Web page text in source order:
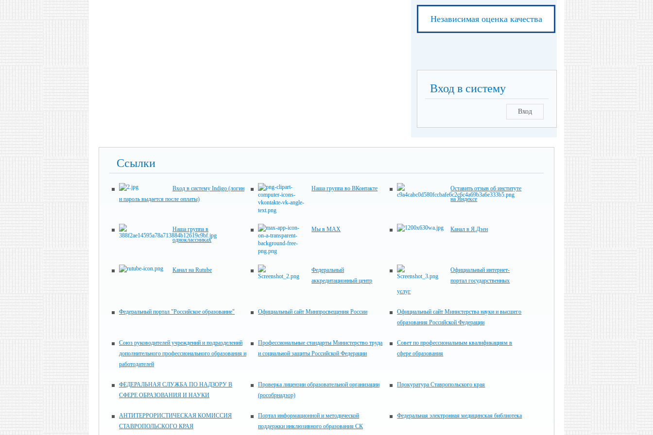
Независимая оценка качества
Вход в систему
Вход
Ссылки
Вход в систему Indigo (логин
и пароль выдается после оплаты)
Наша группа во ВКонтакте
Оставить отзыв об институте
на Яндексе
Наша группа в
одноклассниках
Мы в MAX Канал в Я.Дзен
Канал на Rutube
Федеральный
аккредитационный центр
Официальный интернет-
портал государственных
услуг
Федеральный портал "Российское образование" Официальный сайт Минпросвещения России
Официальный сайт Министерства науки и высшего
образования Российской Федерации
Союз руководителей учреждений и подразделений
дополнительного профессионального образования и
работодателей
Профессиональные стандарты Министерство труда
и социальной защиты Российской Федерации
Совет по профессиональным квалификациям в
сфере образования
ФЕДЕРАЛЬНАЯ СЛУЖБА ПО НАДЗОРУ В
СФЕРЕ ОБРАЗОВАНИЯ И НАУКИ
Проверка лицензии образовательной организации
(рособрнадзор)
Прокуратура Ставропольского края
АНТИТЕРРОРИСТИЧЕСКАЯ КОМИССИЯ
СТАВРОПОЛЬСКОГО КРАЯ
Портал информационной и методической
поддержки инклюзивного образования СК
Федеральная электронная медицинская библиотека